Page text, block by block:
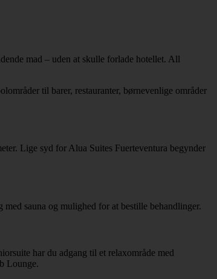
mad – uden at skulle forlade hotellet. All
til barer, restauranter, børnevenlige områder
Lige syd for Alua Suites Fuerteventura begynder
sauna og mulighed for at bestille behandlinger.
har du adgang til et relaxområde med
Lounge.